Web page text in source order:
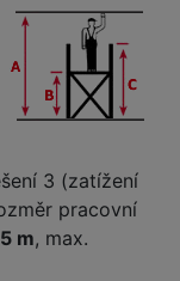
3 (zatížení
pracovní
m, max.